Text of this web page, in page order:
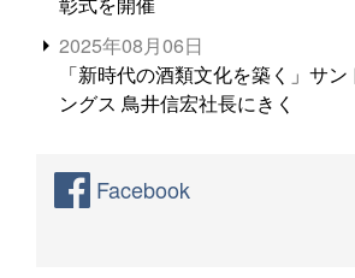
2025年08月06日
「新時代の酒類文化を築く」サ
ングス 鳥井信宏社長にきく
Facebook